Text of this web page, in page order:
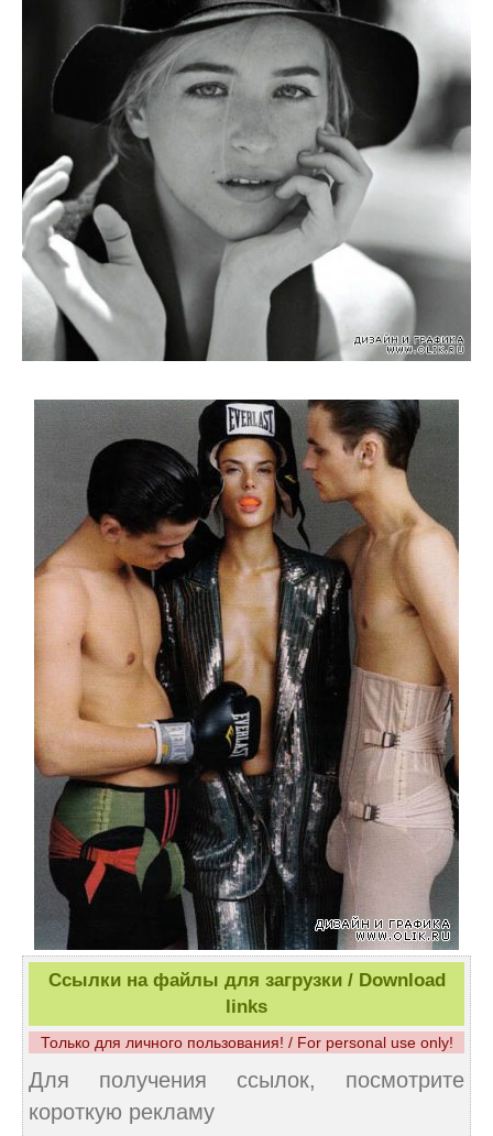
Ссылки на файлы для загрузки / Download
links
Только для личного пользования! / For personal use only!
Для получения ссылок, посмотрите
короткую рекламу